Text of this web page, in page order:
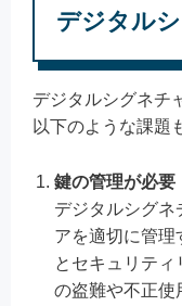
デジタル
デジタルシグネチ
以下のような課題
鍵の管理が必要
デジタルシグネ
アを適切に管理
とセキュリテ
の盗難や不正使